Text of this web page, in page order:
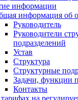
информации
информация об
Руководитель
Руководители
подразделений
Устав
Структура
Структурные
Задачи, функции
Контакты
на